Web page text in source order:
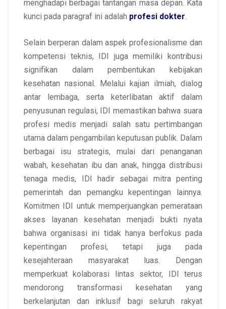
menghadapi berbagai tantangan masa depan. Kata
kunci pada paragraf ini adalah profesi dokter.
Selain berperan dalam aspek profesionalisme dan
kompetensi teknis, IDI juga memiliki kontribusi
signifikan dalam pembentukan kebijakan
kesehatan nasional. Melalui kajian ilmiah, dialog
antar lembaga, serta keterlibatan aktif dalam
penyusunan regulasi, IDI memastikan bahwa suara
profesi medis menjadi salah satu pertimbangan
utama dalam pengambilan keputusan publik. Dalam
berbagai isu strategis, mulai dari penanganan
wabah, kesehatan ibu dan anak, hingga distribusi
tenaga medis, IDI hadir sebagai mitra penting
pemerintah dan pemangku kepentingan lainnya.
Komitmen IDI untuk memperjuangkan pemerataan
akses layanan kesehatan menjadi bukti nyata
bahwa organisasi ini tidak hanya berfokus pada
kepentingan profesi, tetapi juga pada
kesejahteraan masyarakat luas. Dengan
memperkuat kolaborasi lintas sektor, IDI terus
mendorong transformasi kesehatan yang
berkelanjutan dan inklusif bagi seluruh rakyat